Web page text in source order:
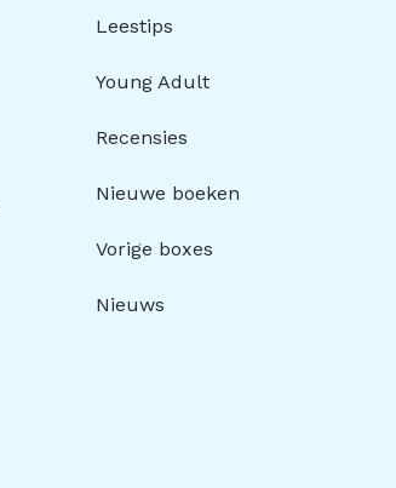
Leestips
Young Adult
Recensies
Nieuwe boeken
Vorige boxes
Nieuws